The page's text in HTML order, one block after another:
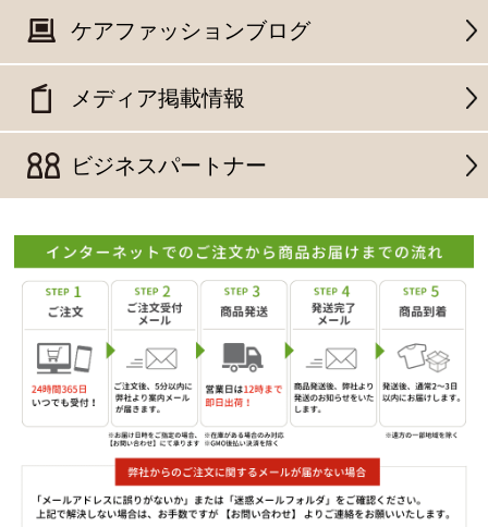
ケアファッションブログ
メディア掲載情報
ビジネスパートナー